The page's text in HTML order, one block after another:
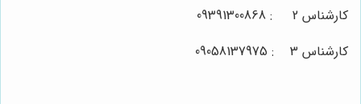
کارشناس 2 : 09391300868
کارشناس 3 : 09058137975